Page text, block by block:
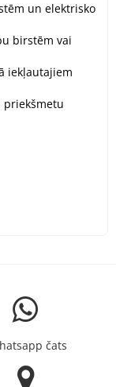
un elektrisko
birstēm vai
iekļautajiem
čats